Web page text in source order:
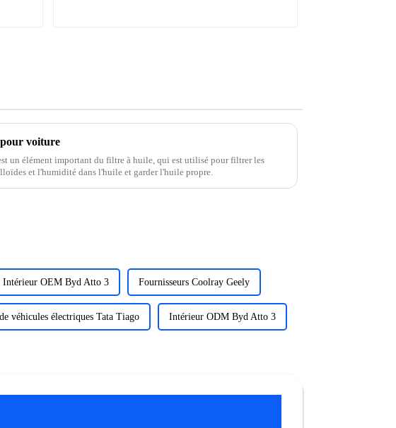
voiture
un élément important du filtre à huile, qui est utilisé pour filtrer les
et l'humidité dans l'huile et garder l'huile propre.
Intérieur OEM Byd Atto 3 Fournisseurs Coolray Geely
véhicules électriques Tata Tiago Intérieur ODM Byd Atto 3